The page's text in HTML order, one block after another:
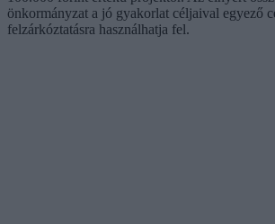
önkormányzat a jó gyakorlat céljaival egyező
felzárkóztatásra használhatja fel.